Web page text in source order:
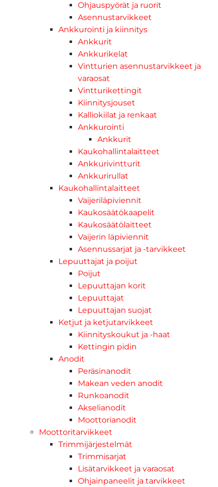
Ohjauspyörät ja ruorit
Asennustarvikkeet
Ankkurointi ja kiinnitys
Ankkurit
Ankkurikelat
Vintturien asennustarvikkeet ja
varaosat
Vintturikettingit
Kiinnitysjouset
Kalliokiilat ja renkaat
Ankkurointi
Ankkurit
Kaukohallintalaitteet
Ankkurivintturit
Ankkurirullat
Kaukohallintalaitteet
Vaijeriläpiviennit
Kaukosäätökaapelit
Kaukosäätölaitteet
Vaijerin läpiviennit
Asennussarjat ja -tarvikkeet
Lepuuttajat ja poijut
Poijut
Lepuuttajan korit
Lepuuttajat
Lepuuttajan suojat
Ketjut ja ketjutarvikkeet
Kiinnityskoukut ja -haat
Kettingin pidin
Anodit
Peräsinanodit
Makean veden anodit
Runkoanodit
Akselianodit
Moottorianodit
Moottoritarvikkeet
Trimmijärjestelmät
Trimmisarjat
Lisätarvikkeet ja varaosat
Ohjainpaneelit ja tarvikkeet